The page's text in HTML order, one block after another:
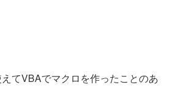
てVBAでマクロを作ったことのあ